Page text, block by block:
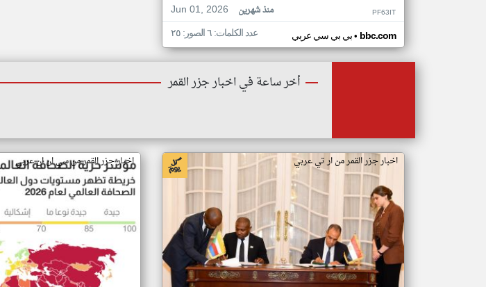
Jun 01, 2026
منذ شهرين PF63IT
بي بي سي عربي• bbc.com عدد الكلمات: ٦ الصور: ٢٥
أخر ساعة في اخبار جزر القمر
اخبار جزر القمر من ار تي عربي اخبار جزر القمر من سي ان ان عربي